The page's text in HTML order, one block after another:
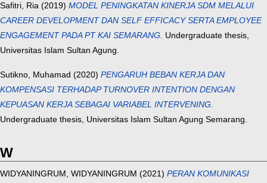
Safitri, Ria (2019) MODEL PENINGKATAN KINERJA SDM MELALUI
CAREER DEVELOPMENT DAN SELF EFFICACY SERTA EMPLOYEE
ENGAGEMENT PADA PT KAI SEMARANG. Undergraduate thesis,
Universitas Islam Sultan Agung.
Sutikno, Muhamad (2020) PENGARUH BEBAN KERJA DAN
KOMPENSASI TERHADAP TURNOVER INTENTION DENGAN
KEPUASAN KERJA SEBAGAI VARIABEL INTERVENING.
Undergraduate thesis, Universitas Islam Sultan Agung Semarang.
W
WIDYANINGRUM, WIDYANINGRUM (2021) PERAN KOMUNIKASI